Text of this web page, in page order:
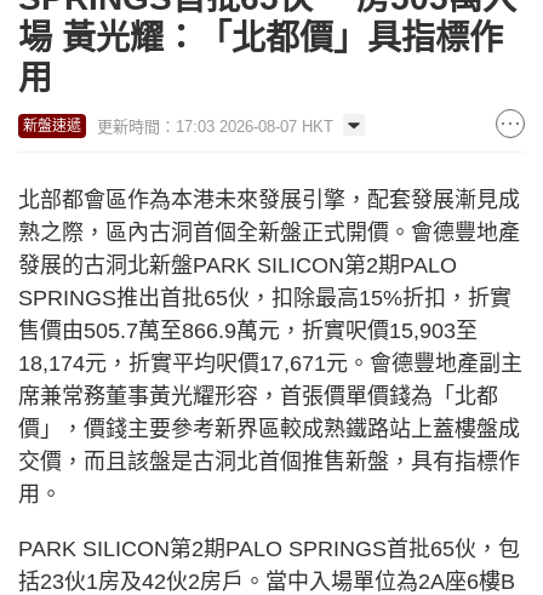
場 黃光耀：「北都價」具指標作
用
新盤速遞 更新時間：17:03 2026-08-07 HKT
北部都會區作為本港未來發展引擎，配套發展漸見成
熟之際，區內古洞首個全新盤正式開價。會德豐地產
發展的古洞北新盤PARK SILICON第2期PALO
SPRINGS推出首批65伙，扣除最高15%折扣，折實
售價由505.7萬至866.9萬元，折實呎價15,903至
18,174元，折實平均呎價17,671元。會德豐地產副主
席兼常務董事黃光耀形容，首張價單價錢為「北都
價」，價錢主要參考新界區較成熟鐵路站上蓋樓盤成
交價，而且該盤是古洞北首個推售新盤，具有指標作
用。
PARK SILICON第2期PALO SPRINGS首批65伙，包
括23伙1房及42伙2房戶。當中入場單位為2A座6樓B